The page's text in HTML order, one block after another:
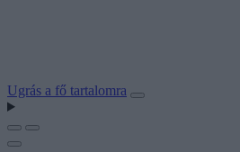
Ugrás a fő tartalomra